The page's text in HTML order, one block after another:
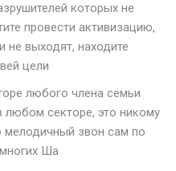
которых не
провести активизацию,
не выходят, находите
цели
любого члена семьи
секторе, это никому
мелодичный звон сам по
Ша